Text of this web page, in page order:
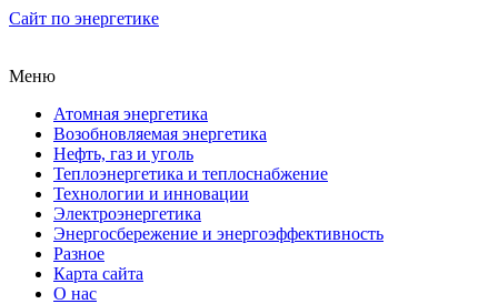
Сайт по энергетике
Меню
Атомная энергетика
Возобновляемая энергетика
Нефть, газ и уголь
Теплоэнергетика и теплоснабжение
Технологии и инновации
Электроэнергетика
Энергосбережение и энергоэффективность
Разное
Карта сайта
О нас